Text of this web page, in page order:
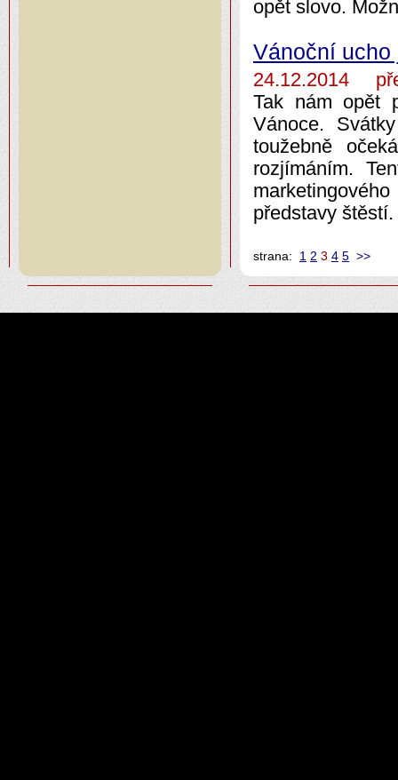
opět slovo.
Vánoční ucho
24.12.2014
Tak nám opět
Vánoce.
toužebně
rozjímáním.
představy štěstí.
strana: 1 2 3 4 5 >>